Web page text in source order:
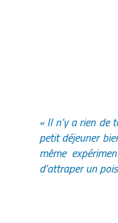
« Il n’y a rien de
petit déjeuner
même
d’attraper un